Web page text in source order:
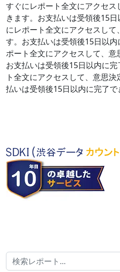
すぐにレポート全文にアクセ
きます。お支払いは受領後15日
にレポート全文にアクセスして
す。お支払いは受領後15日以内
ポート全文にアクセスして、意
お支払いは受領後15日以内に完
ト全文にアクセスして、意思
払いは受領後15日以内に完了で